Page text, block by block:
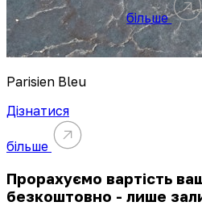
Parisien Bleu
Дізнатися
більше
більше
Прорахуємо вартість
безкоштовно - лише